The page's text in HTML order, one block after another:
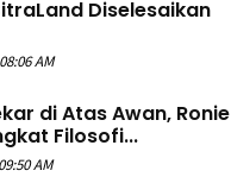
Diselesaikan
AM
di Atas Awan, Ronie
Filosofi...
AM